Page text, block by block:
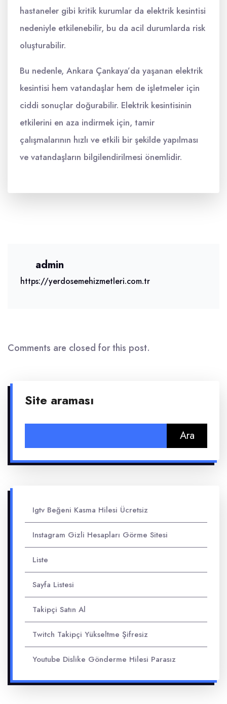
hastaneler gibi kritik kurumlar da elektrik kesintisi
nedeniyle etkilenebilir, bu da acil durumlarda risk
oluşturabilir.
Bu nedenle, Ankara Çankaya’da yaşanan elektrik
kesintisi hem vatandaşlar hem de işletmeler için
ciddi sonuçlar doğurabilir. Elektrik kesintisinin
etkilerini en aza indirmek için, tamir
çalışmalarının hızlı ve etkili bir şekilde yapılması
ve vatandaşların bilgilendirilmesi önemlidir.
admin
https://yerdosemehizmetleri.com.tr
Comments are closed for this post.
Site araması
Igtv Beğeni Kasma Hilesi Ücretsiz
Instagram Gizli Hesapları Görme Sitesi
Liste
Sayfa Listesi
Takipçi Satın Al
Twitch Takipçi Yükseltme Şifresiz
Youtube Dislike Gönderme Hilesi Parasız